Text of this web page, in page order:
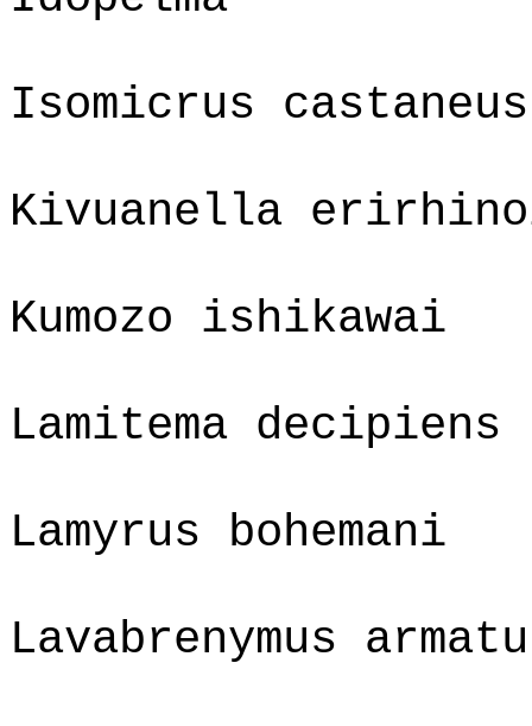
Isomicrus castaneus
Kivuanella
Kumozo ishikawai
Lamitema decipiens
Lamyrus bohemani
Lavabrenymus